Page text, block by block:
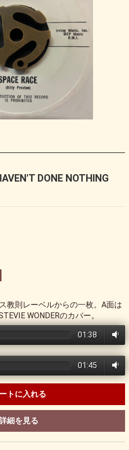
DONE NOTHING
教則レーベルからの一枚。A面は
WONDERのカバー。
01:38
01:45
トに入れる
細を見る